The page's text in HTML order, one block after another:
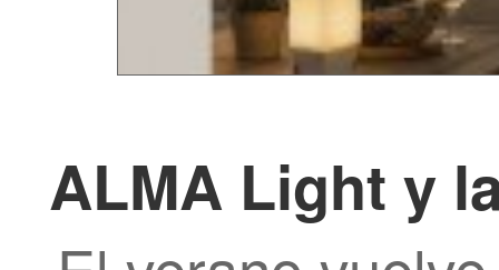
ALMA Light y